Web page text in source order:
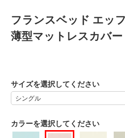
フランスベッド エッ
薄型マットレスカバー
カラーを選択してください
サイズを選択してください